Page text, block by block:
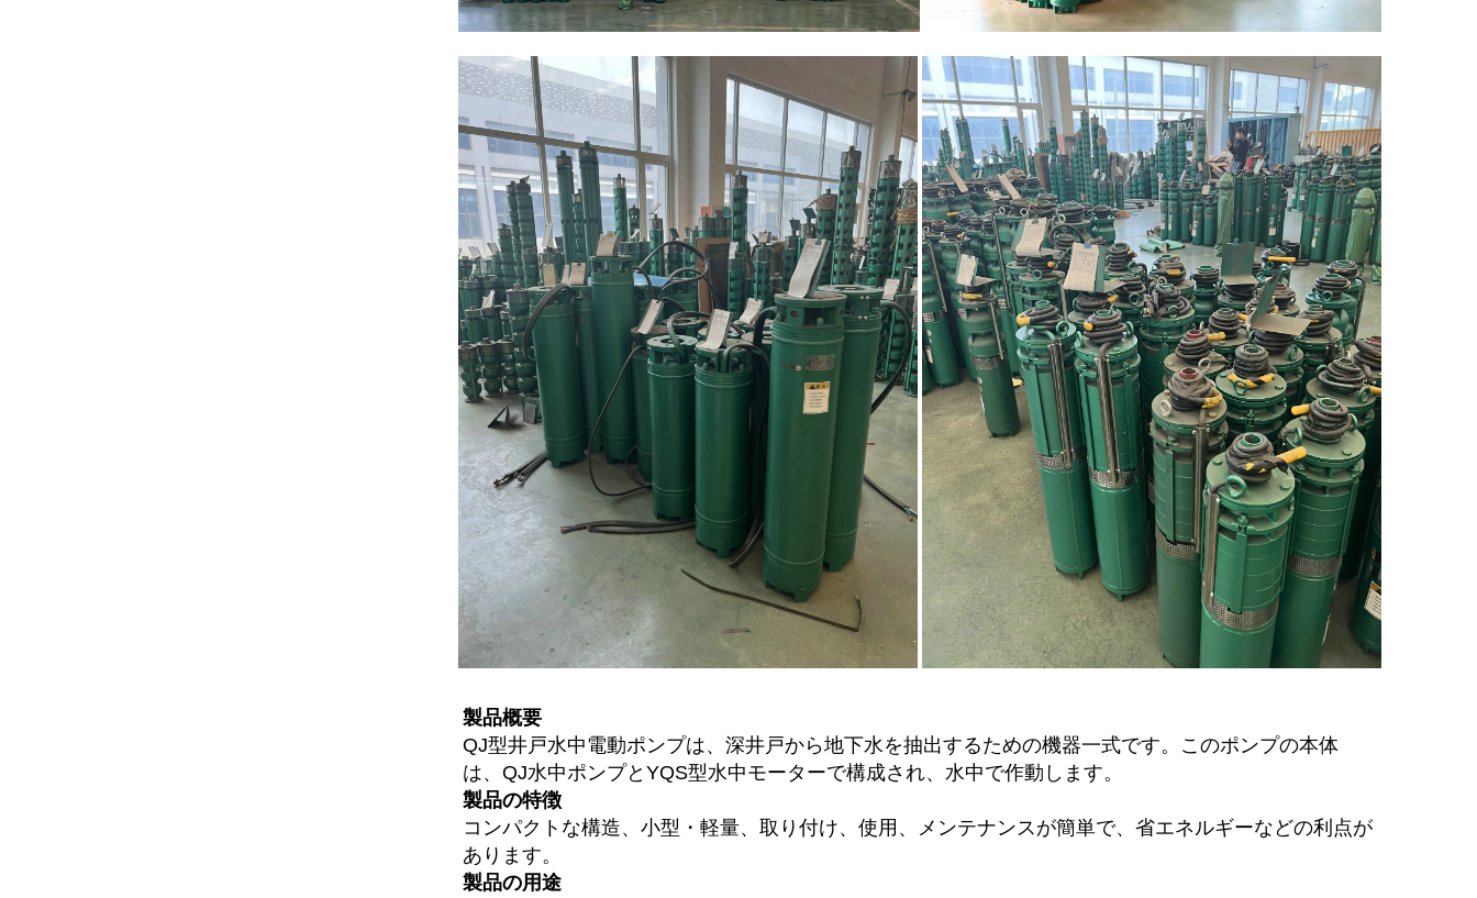
製品概要
QJ型井戸水中電動ポンプは、深井戸から地下水を抽出するための機器一式です。このポンプの本体
は、QJ水中ポンプとYQS型水中モーターで構成され、水中で作動します。
製品の特徴
コンパクトな構造、小型・軽量、取り付け、使用、メンテナンスが簡単で、省エネルギーなどの利点が
あります。
製品の用途